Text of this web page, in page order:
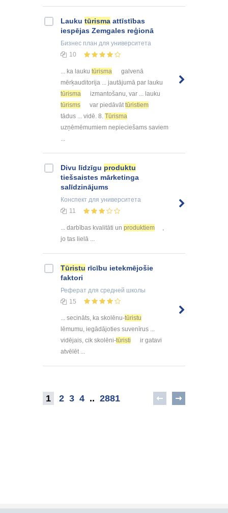
Lauku tūrisma attīstības
iespējas Zemgales reģionā
Бизнес план для университета
10
... ka lauku tūrisma
galvenā
mērķauditorija ... jautājumā par lauku
tūrisma
izmantošanu, var ... lauku
tūrisms
var piedāvāt tūristiem
tādus ... vidē. 8. Tūrisma
uzņēmēmumiem nepieciešams saviem
Divu līdzīgu produktu
tiešsaistes mārketinga
salīdzinājums
Конспект для университета
11
... darbības kvalitāti un produktiem
jo tas lielā ...
Tūristu rīcību ietekmējošie
faktori
Реферат для средней школы
15
... secināts, ka skolēnu-tūristu
lēmumu, iegādājoties suvenīrus ...
vidējais, cik skolēni-tūristi
ir gatavi
atvēlēt ...
1 2 3 4 .. 2881